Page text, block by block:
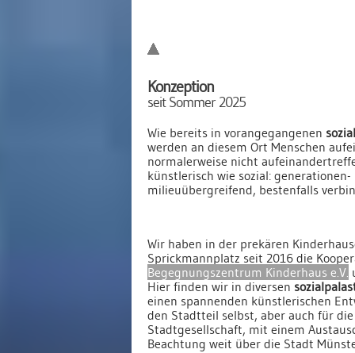
Konzeption
seit Sommer 2025
Wie bereits in vorangegangenen
werden an diesem Ort Menschen
normalerweise nicht
künstlerisch wie sozial: generationen-
milieuübergreifend, bestenfalls
Wir haben in der prekären
Sprickmannplatz seit 2016 die
Begegnungszentrum Kinderhaus e.V.
Hier finden wir in diversen
einen spannenden künstlerischen
den Stadtteil selbst, aber auch für
Stadtgesellschaft, mit einem
Beachtung weit über die Stadt